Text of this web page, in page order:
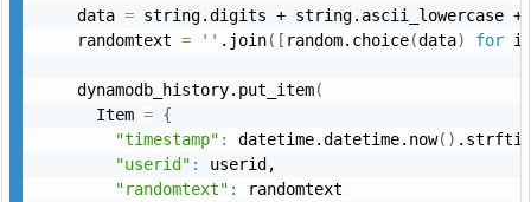
    data
= string.digits + string.ascii_lowercase +
    randomtext
= '' .join( [ random.choice(data) for i
    dynamodb_history.put_item
(
      Item
= {
"timestamp" : datetime.datetime.now( )
"userid" :
userid,
"randomtext" :
randomtext